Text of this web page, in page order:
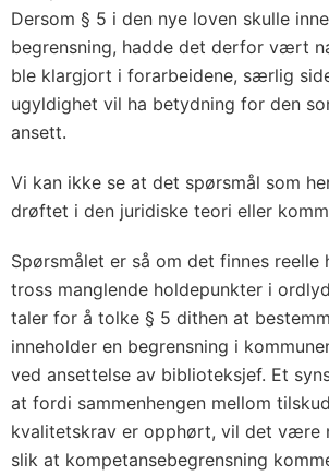
Dersom § 5 i den nye loven skulle
begrensning, hadde det derfor vært
ble klargjort i forarbeidene, særlig
ugyldighet vil ha betydning for den
ansett.
Vi kan ikke se at det spørsmål som
drøftet i den juridiske teori eller
Spørsmålet er så om det finnes reelle
tross manglende holdepunkter i
taler for å tolke § 5 dithen at
inneholder en begrensning i
ved ansettelse av biblioteksjef. Et
at fordi sammenhengen mellom
kvalitetskrav er opphørt, vil det være
slik at kompetansebegrensning